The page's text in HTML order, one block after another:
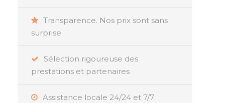
Transparence. Nos prix sont sans
surprise
Sélection rigoureuse des
prestations et partenaires
Assistance locale 24/24 et 7/7